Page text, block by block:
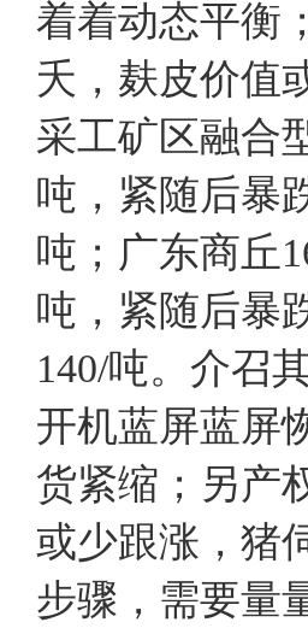
着着动态平衡
夭，麸皮价值
采工矿区融合
吨，紧随后暴
吨；广东商丘
吨，紧随后暴
140/吨。介召
开机蓝屏蓝屏
货紧缩；另产
或少跟涨，猪
步骤，需要量